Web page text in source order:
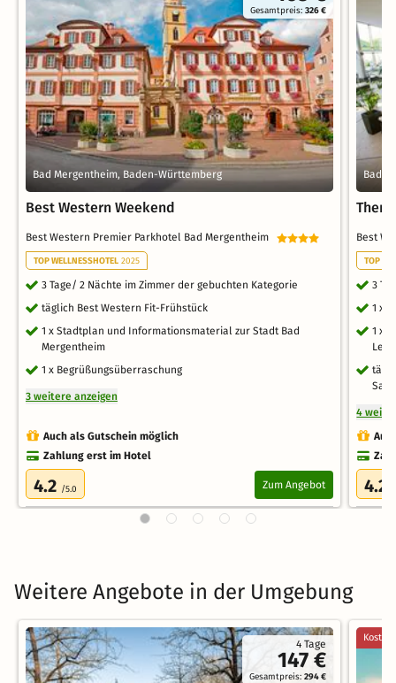
Gesamtpreis:326 €
Bad Mergentheim, Baden-Württemberg
Best Western Weekend
Best Western Premier Parkhotel Bad Mergentheim
TOP WELLNESSHOTEL 2025
3 Tage/ 2 Nächte im Zimmer der gebuchten Kategorie
täglich Best Western Fit-Frühstück
1 x Stadtplan und Informationsmaterial zur Stadt Bad
Mergentheim
1 x Begrüßungsüberraschung
3 weitere anzeigen
Auch als Gutschein möglich
Zahlung erst im Hotel
4.2 /5.0 Zum Angebot
Bad
Best
TOP
3
1 x
1 x
4
4.2
Weitere Angebote in der Umgebung
4 Tage
147 €
Gesamtpreis:294 €